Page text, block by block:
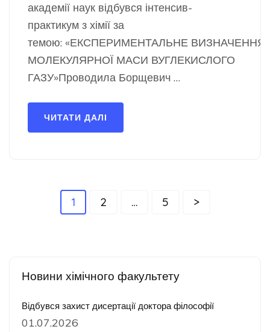
академії наук відбувся інтенсив-
практикум з хімії за
темою: «ЕКСПЕРИМЕНТАЛЬНЕ ВИЗНАЧЕННЯ
МОЛЕКУЛЯРНОЇ МАСИ ВУГЛЕКИСЛОГО
ГАЗУ»Проводила Борщевич …
ЧИТАТИ ДАЛІ
Пагінація
записів
Сторінку
1 Сторінку
2 … Сторінку
5 >
Новини хімічного факультету
Відбувся захист дисертації доктора філософії
01.07.2026